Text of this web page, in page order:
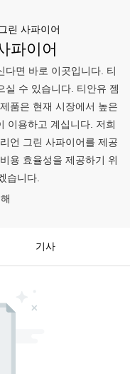
린 사파이어
파이어
다면 바로 이곳입니다. 티
실 수 있습니다. 티안유 젬
품은 현재 시장에서 높은
이용하고 계십니다. 저희
언 그린 사파이어를 제공
용 효율성을 제공하기 위
습니다.
기사